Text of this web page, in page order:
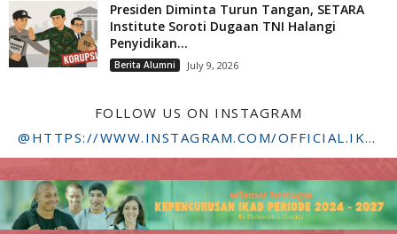
Presiden Diminta Turun Tangan, SETARA
Institute Soroti Dugaan TNI Halangi
Penyidikan...
Berita Alumni July 9, 2026
FOLLOW US ON INSTAGRAM
@HTTPS://WWW.INSTAGRAM.COM/OFFICIAL.IKADSTFDRIYARKARA/